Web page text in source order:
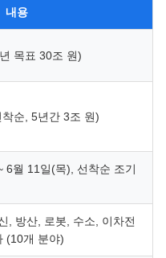
내용
목표 30조 원)
순, 5년간 3조 원)
6월 11일(목), 선착순 조기
, 방산, 로봇, 수소, 이차전
(10개 분야)